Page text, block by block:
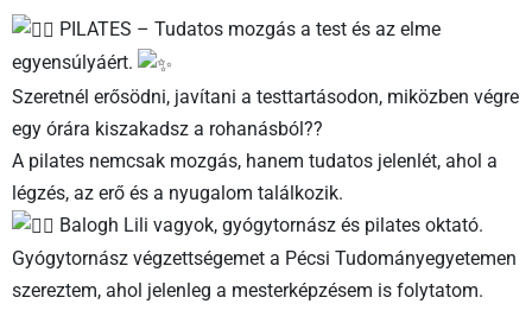
PILATES – Tudatos mozgás a test és az elme
egyensúlyáért.
Szeretnél erősödni, javítani a testtartásodon, miközben végre
egy órára kiszakadsz a rohanásból??
A pilates nemcsak mozgás, hanem tudatos jelenlét, ahol a
légzés, az erő és a nyugalom találkozik.
Balogh Lili vagyok, gyógytornász és pilates oktató.
Gyógytornász végzettségemet a Pécsi Tudományegyetemen
szereztem, ahol jelenleg a mesterképzésem is folytatom.